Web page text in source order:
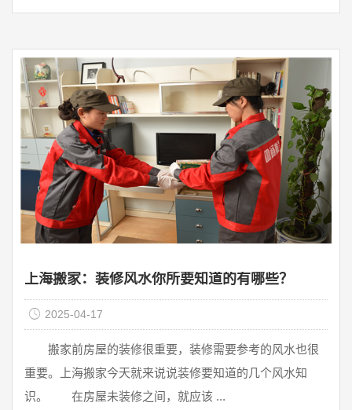
上海搬家：装修风水你所要知道的有哪些？
2025-04-17
搬家前房屋的装修很重要，装修需要参考的风水也很
重要。上海搬家今天就来说说装修要知道的几个风水知
识。 在房屋未装修之间，就应该 ...